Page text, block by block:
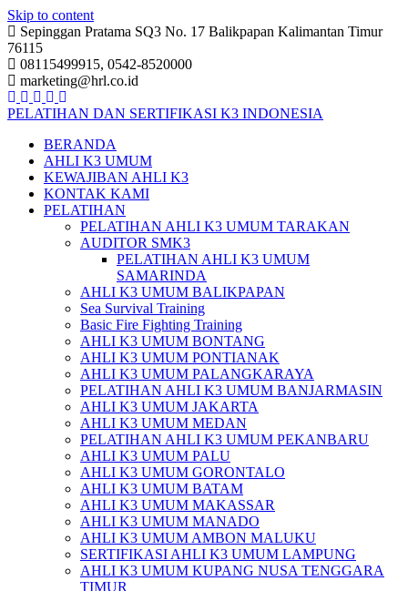
Skip to content
Sepinggan Pratama SQ3 No. 17 Balikpapan Kalimantan Timur
76115
08115499915, 0542-8520000
marketing@hrl.co.id
PELATIHAN DAN SERTIFIKASI K3 INDONESIA
BERANDA
AHLI K3 UMUM
KEWAJIBAN AHLI K3
KONTAK KAMI
PELATIHAN
PELATIHAN AHLI K3 UMUM TARAKAN
AUDITOR SMK3
PELATIHAN AHLI K3 UMUM
SAMARINDA
AHLI K3 UMUM BALIKPAPAN
Sea Survival Training
Basic Fire Fighting Training
AHLI K3 UMUM BONTANG
AHLI K3 UMUM PONTIANAK
AHLI K3 UMUM PALANGKARAYA
PELATIHAN AHLI K3 UMUM BANJARMASIN
AHLI K3 UMUM JAKARTA
AHLI K3 UMUM MEDAN
PELATIHAN AHLI K3 UMUM PEKANBARU
AHLI K3 UMUM PALU
AHLI K3 UMUM GORONTALO
AHLI K3 UMUM BATAM
AHLI K3 UMUM MAKASSAR
AHLI K3 UMUM MANADO
AHLI K3 UMUM AMBON MALUKU
SERTIFIKASI AHLI K3 UMUM LAMPUNG
AHLI K3 UMUM KUPANG NUSA TENGGARA
TIMUR